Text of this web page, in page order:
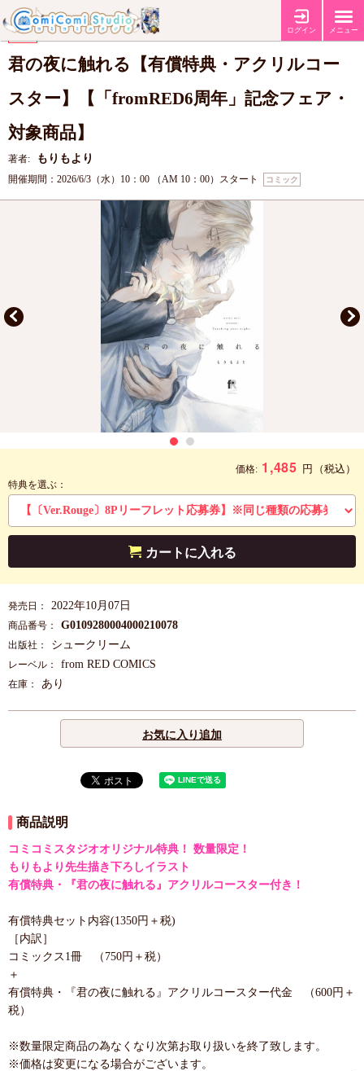
ログイン メニュー
特典 【有償特典・『君の夜に触れる』アクリルコースター】
フェア 【fromRED6周年記念フェア】
君の夜に触れる【有償特典・アクリルコー
スター】【「fromRED6周年」記念フェア・
対象商品】
著者: もりもより
開催期間：2026/6/3（水）10：00 （AM 10：00）スタート コミック
価格: 1,485 円 （税込）
特典を選ぶ：
カートに入れる
発売日： 2022年10月07日
商品番号： G0109280004000210078
出版社： シュークリーム
レーベル： from RED COMICS
在庫： あり
お気に入り追加
商品説明
コミコミスタジオオリジナル特典！ 数量限定！
もりもより先生描き下ろしイラスト
有償特典・『君の夜に触れる』アクリルコースター付き！
有償特典セット内容(1350円＋税)
［内訳］
コミックス1冊 （750円＋税）
＋
有償特典・『君の夜に触れる』アクリルコースター代金 （600円＋
税）
※数量限定商品の為なくなり次第お取り扱いを終了致します。
※価格は変更になる場合がございます。